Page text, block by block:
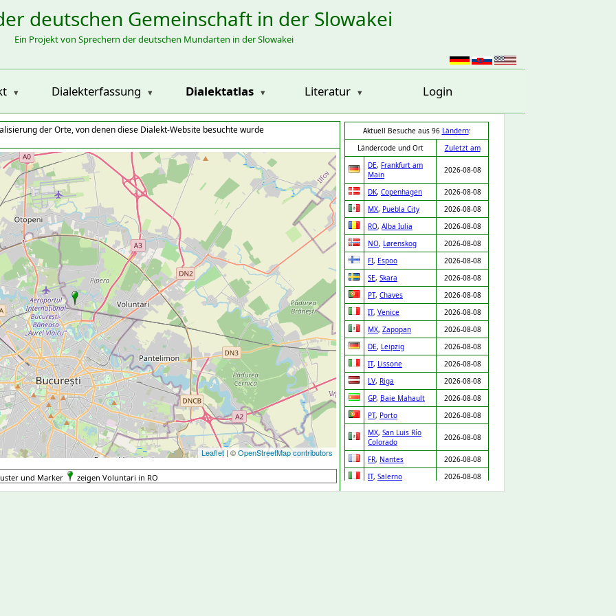
deutschen Gemeinschaft in der Slowakei
Ein Projekt von Sprechern der deutschen Mundarten in der Slowakei
Dialekterfassung Dialektatlas Literatur Login
der Orte, von denen diese Dialekt-Website besuchte wurde
Leaflet | ©OpenStreetMap contributors
Aktuell Besuche aus 96 Ländern:
Ländercode und Ort
Zuletzt am
DE, Frankfurt am
Main
2026-08-08
DK, Copenhagen
2026-08-08
MX, Puebla City
2026-08-08
RO, Alba Iulia
2026-08-08
NO, Lørenskog
2026-08-08
FI, Espoo
2026-08-08
SE, Skara
2026-08-08
PT, Chaves
2026-08-08
IT, Venice
2026-08-08
MX, Zapopan
2026-08-08
DE, Leipzig
2026-08-08
IT, Lissone
2026-08-08
LV, Riga
2026-08-08
GP, Baie Mahault
2026-08-08
PT, Porto
2026-08-08
MX, San Luis Río
Colorado
2026-08-08
FR, Nantes
2026-08-08
IT, Salerno
2026-08-08
NL,Ridderkerk
2026-08-08
und Marker zeigen Voluntari in RO